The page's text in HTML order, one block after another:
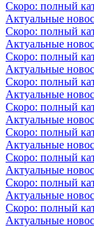
Скоро: полный
Актуальные
Скоро: полный
Актуальные
Скоро: полный
Актуальные
Скоро: полный
Актуальные
Скоро: полный
Актуальные
Скоро: полный
Актуальные
Скоро: полный
Актуальные
Скоро: полный
Актуальные
Скоро: полный
Актуальные